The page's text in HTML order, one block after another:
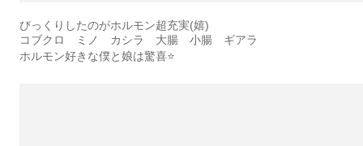
びっくりしたのがホルモン超充実(嬉)
コブクロ ミノ カシラ 大腸 小腸 ギアラ
ホルモン好きな僕と娘は驚喜⭐️